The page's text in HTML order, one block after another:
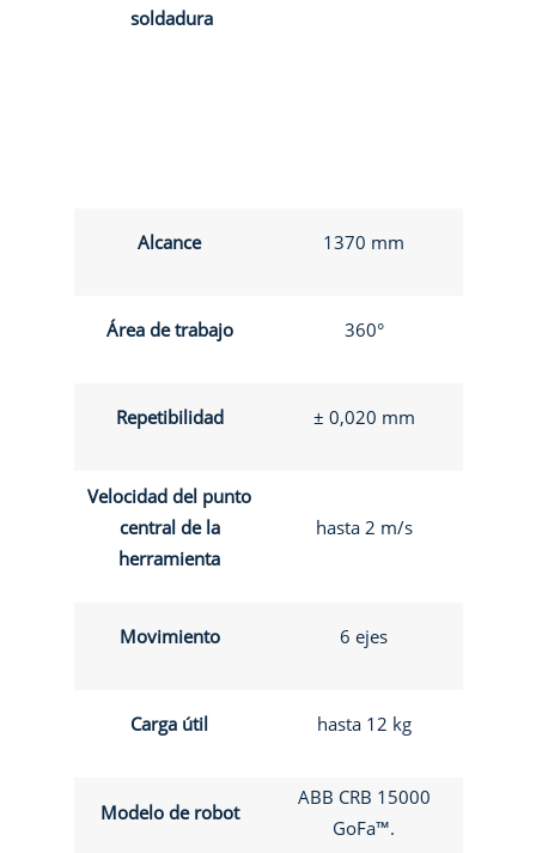
soldadura
Alcance 1370 mm
Área de trabajo 360°
Repetibilidad ± 0,020 mm
Velocidad del punto
central de la
herramienta
hasta 2 m/s
Movimiento 6 ejes
Carga útil hasta 12 kg
Modelo de robot
ABB CRB 15000
GoFa™.